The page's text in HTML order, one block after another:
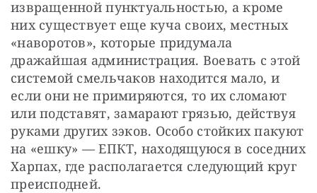
извращенной пунктуальностью, а кроме
них существует еще куча своих, местных
«наворотов», которые придумала
дражайшая администрация. Воевать с этой
системой смельчаков находится мало, и
если они не примиряются, то их сломают
или подставят, замарают грязью, действуя
руками других зэков. Особо стойких пакуют
на «ешку» — ​ЕПКТ, находящуюся в соседних
Харпах, где располагается следующий круг
преисподней.